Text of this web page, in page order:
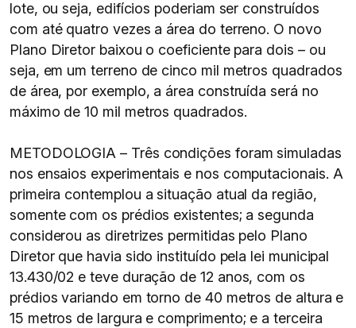
lote, ou seja, edifícios poderiam ser construídos
com até quatro vezes a área do terreno. O novo
Plano Diretor baixou o coeficiente para dois – ou
seja, em um terreno de cinco mil metros quadrados
de área, por exemplo, a área construída será no
máximo de 10 mil metros quadrados.
METODOLOGIA – Três condições foram simuladas
nos ensaios experimentais e nos computacionais. A
primeira contemplou a situação atual da região,
somente com os prédios existentes; a segunda
considerou as diretrizes permitidas pelo Plano
Diretor que havia sido instituído pela lei municipal
13.430/02 e teve duração de 12 anos, com os
prédios variando em torno de 40 metros de altura e
15 metros de largura e comprimento; e a terceira